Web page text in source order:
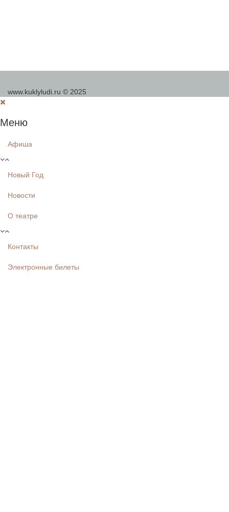
www.kuklyludi.ru © 2025
Меню
Афиша
Новый Год
Новости
О театре
Контакты
Электронные билеты